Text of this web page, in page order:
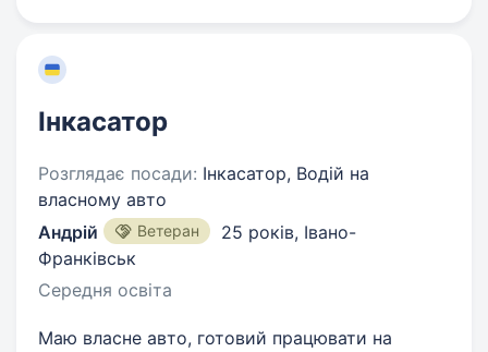
Інкасатор
Розглядає посади: Інкасатор, Водій на
власному авто
Андрій
Ветеран 25 років, Івано-
Франківськ
Середня освіта
Маю власне авто, готовий працювати на